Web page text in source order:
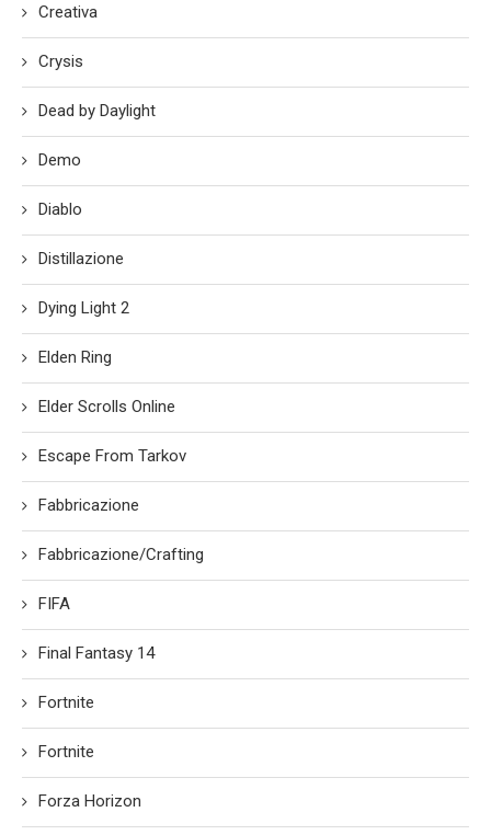
Creativa
Crysis
Dead by Daylight
Demo
Diablo
Distillazione
Dying Light 2
Elden Ring
Elder Scrolls Online
Escape From Tarkov
Fabbricazione
Fabbricazione/Crafting
FIFA
Final Fantasy 14
Fortnite
Fortnite
Forza Horizon